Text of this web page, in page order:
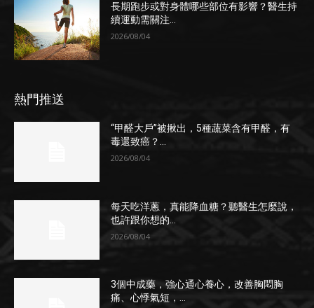
長期跑步或對身體哪些部位有影響？醫生持
續運動需關注...
2026/08/04
熱門推送
“甲醛大戶”被揪出，5種蔬菜含有甲醛，有
毒還致癌？...
2026/08/04
每天吃洋蔥，真能降血糖？聽醫生怎麼說，
也許跟你想的...
2026/08/04
3個中成藥，強心通心養心，改善胸悶胸
痛、心悸氣短，...